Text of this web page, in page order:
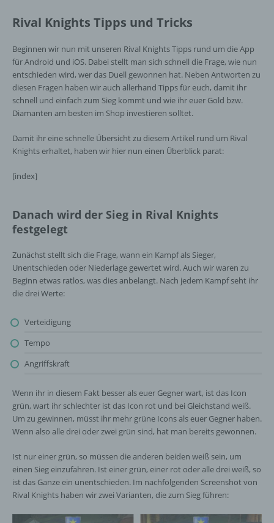
Rival Knights Tipps und Tricks
Beginnen wir nun mit unseren Rival Knights Tipps rund um die App
für Android und iOS. Dabei stellt man sich schnell die Frage, wie nun
entschieden wird, wer das Duell gewonnen hat. Neben Antworten zu
diesen Fragen haben wir auch allerhand Tipps für euch, damit ihr
schnell und einfach zum Sieg kommt und wie ihr euer Gold bzw.
Diamanten am besten im Shop investieren solltet.
Damit ihr eine schnelle Übersicht zu diesem Artikel rund um Rival
Knights erhaltet, haben wir hier nun einen Überblick parat:
[index]
Danach wird der Sieg in Rival Knights
festgelegt
Zunächst stellt sich die Frage, wann ein Kampf als Sieger,
Unentschieden oder Niederlage gewertet wird. Auch wir waren zu
Beginn etwas ratlos, was dies anbelangt. Nach jedem Kampf seht ihr
die drei Werte:
Verteidigung
Tempo
Angriffskraft
Wenn ihr in diesem Fakt besser als euer Gegner wart, ist das Icon
grün, wart ihr schlechter ist das Icon rot und bei Gleichstand weiß.
Um zu gewinnen, müsst ihr mehr grüne Icons als euer Gegner haben.
Wenn also alle drei oder zwei grün sind, hat man bereits gewonnen.
Ist nur einer grün, so müssen die anderen beiden weiß sein, um
einen Sieg einzufahren. Ist einer grün, einer rot oder alle drei weiß, so
ist das Ganze ein unentschieden. Im nachfolgenden Screenshot von
Rival Knights haben wir zwei Varianten, die zum Sieg führen: